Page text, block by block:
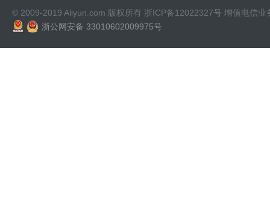
© 2009-2019 Aliyun.com 版权所有 浙ICP备12022327号 增值电信业
浙公网安备 33010602009975号